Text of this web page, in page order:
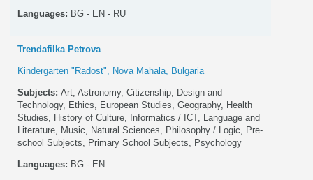
Languages: BG - EN - RU
Trendafilka Petrova
Kindergarten "Radost", Nova Mahala, Bulgaria
Subjects: Art, Astronomy, Citizenship, Design and
Technology, Ethics, European Studies, Geography, Health
Studies, History of Culture, Informatics / ICT, Language and
Literature, Music, Natural Sciences, Philosophy / Logic, Pre-
school Subjects, Primary School Subjects, Psychology
Languages: BG - EN